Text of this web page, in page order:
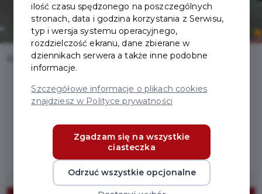
Home Oferty Akademia Uśmiechu
Regulamin i warunki
ilość czasu spędzonego na poszczególnych
stronach, data i godzina korzystania z Serwisu,
typ i wersja systemu operacyjnego,
rozdzielczość ekranu, dane zbierane w
dziennikach serwera a także inne podobne
informacje.
Szczegółowe informacje o plikach cookies
znajdziesz w Polityce prywatności
Zgadzam się na wszystkie
ciasteczka
Odrzuć wszystkie opcjonalne